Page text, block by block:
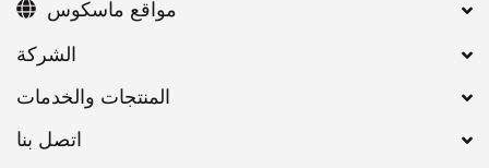
اتصل بنا
مواقع ماسكوس